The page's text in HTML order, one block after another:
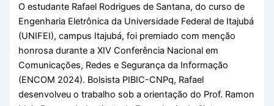
O estudante Rafael Rodrigues de Santana, do curso de
Engenharia Eletrônica da Universidade Federal de Itajubá
(UNIFEI), campus Itajubá, foi premiado com menção
honrosa durante a XIV Conferência Nacional em
Comunicações, Redes e Segurança da Informação
(ENCOM 2024). Bolsista PIBIC-CNPq, Rafael
desenvolveu o trabalho sob a orientação do Prof. Ramon